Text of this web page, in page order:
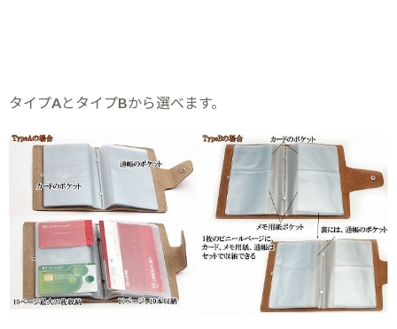
タイプAとタイプBから選べます。